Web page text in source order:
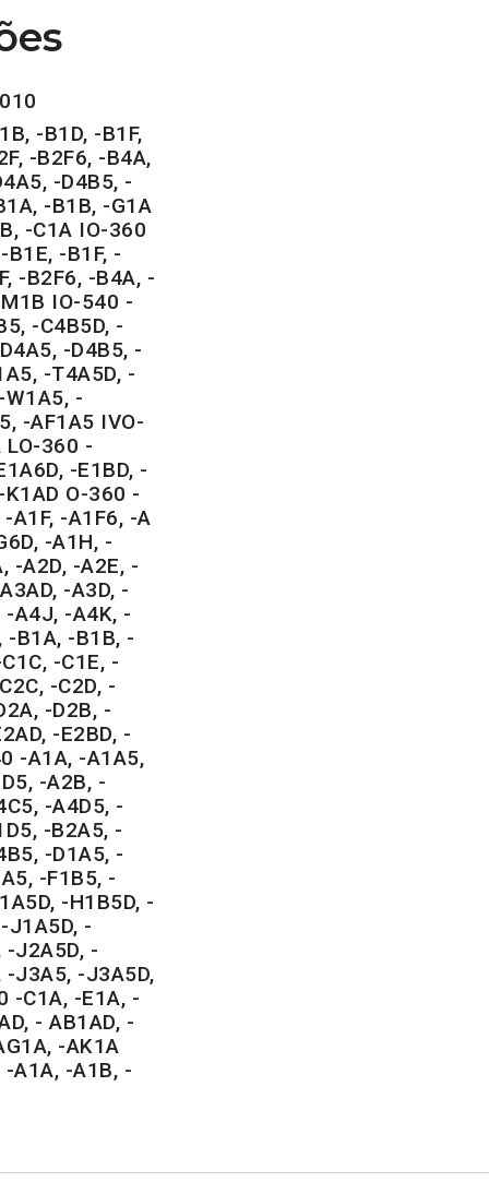
-B1D, -B1F,
-B2F6, -B4A,
-D4B5, -
-B1B, -G1A
-C1A IO-360
-B1F, -
-B2F6, -B4A, -
IO-540 -
-C4B5D, -
-D4B5, -
-T4A5D, -
W1A5, -
-AF1A5 IVO-
LO-360 -
-E1BD, -
K1AD O-360 -
A1F, -A1F6, -A
-A1H, -
-A2D, -A2E, -
-A3D, -
-A4J, -A4K, -
-B1A, -B1B, -
-C1E, -
-C2D, -
-D2B, -
-E2BD, -
-A1A, -A1A5,
-A2B, -
-A4D5, -
-B2A5, -
-D1A5, -
-F1B5, -
-H1B5D, -
J1A5D, -
-J2A5D, -
-J3A5, -J3A5D,
-C1A, -E1A, -
- AB1AD, -
-AK1A
A1A, -A1B, -